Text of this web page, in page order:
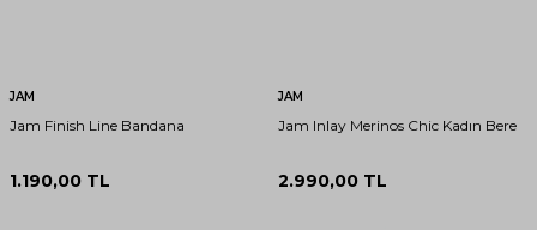
JAM
Jam Finish Line Bandana
1.190,00 TL
JAM
Jam Inlay Merinos Chic Kadın Bere
2.990,00 TL